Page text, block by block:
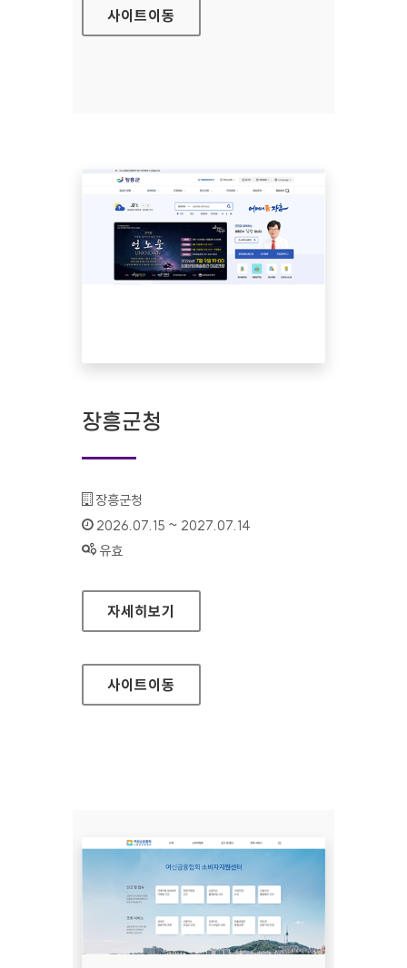
사이트이동
장흥군청
기관명 :
장흥군청
인증기간 :
2026.07.15 ~ 2027.07.14
상태 :
유효
장흥군청
자세히보기
사이트이동